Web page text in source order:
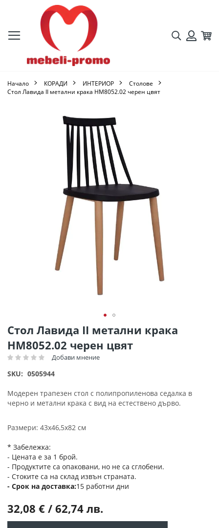
Търсене
Начало КОРАДИ ИНТЕРИОР
Столове
Стол Лавида II метални крака HM8052.02 черен цвят
Стол Лавида II метални крака
HM8052.02 черен цвят
Рейтинг: Добави мнение
SKU 0505944
Модерен трапезен стол с полипропиленова седалка в
черно и метални крака с вид на естествено дърво.
Размери: 43x46,5x82 см
* Забележка:
- Цената е за 1 брой.
- Продуктите са опаковани, но не са сглобени.
- Стоките са на склад извън страната.
Срок на доставка 15 работни дни
32,08 € / 62,74 лв.
Преминете
към
началото
на
със